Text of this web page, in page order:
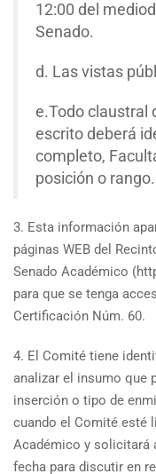
12:00 del
Senado.
d. Las vistas
e.Todo claustral
escrito deberá
completo,
posición o rango.
3. Esta información
páginas WEB del
Senado Académico
para que se tenga
Certificación Núm. 60.
4. El Comité tiene
analizar el insumo que
inserción o tipo de
cuando el Comité esté
Académico y solicitará
fecha para discutir en